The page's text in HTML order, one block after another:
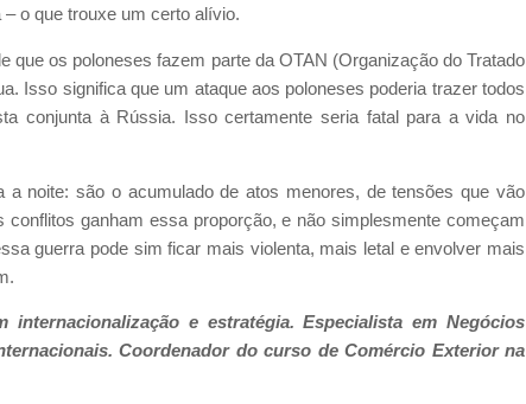
o que trouxe um certo alívio.
que os poloneses fazem parte da OTAN (Organização do Tratado
Isso significa que um ataque aos poloneses poderia trazer todos
conjunta à Rússia. Isso certamente seria fatal para a vida no
noite: são o acumulado de atos menores, de tensões que vão
ganham essa proporção, e não simplesmente começam
guerra pode sim ficar mais violenta, mais letal e envolver mais
e estratégia. Especialista em Negócios
Coordenador do curso de Comércio Exterior na